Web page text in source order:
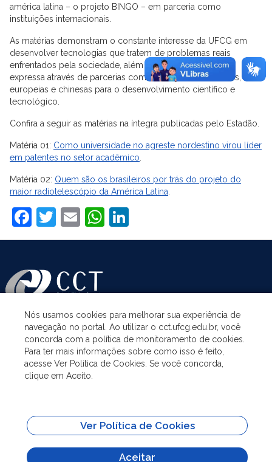
américa latina – o projeto BINGO – em parceria como
instituições internacionais.
As matérias demonstram o constante interesse da UFCG em
desenvolver tecnologias que tratem de problemas reais
enfrentados pela sociedade, além da busca por inovação
expressa através de parcerias com instituições americanas,
europeias e chinesas para o desenvolvimento científico e
tecnológico.
Confira a seguir as matérias na íntegra publicadas pelo Estadão.
Matéria 01: Como universidade no agreste nordestino virou líder
em patentes no setor acadêmico
Matéria 02: Quem são os brasileiros por trás do projeto do
maior radiotelescópio da América Latina
Facebook
Twitter
EmailWhatsApp
ASSUNTOS
ACESSO À INFORMAÇÃO
SITES IMPORTANTES
Nós usamos cookies para melhorar sua experiência de
navegação no portal. Ao utilizar o cct.ufcg.edu.br, você
concorda com a política de monitoramento de cookies.
Para ter mais informações sobre como isso é feito,
acesse Ver Política de Cookies. Se você concorda,
clique em Aceito.
Ver Política de Cookies
Aceitar